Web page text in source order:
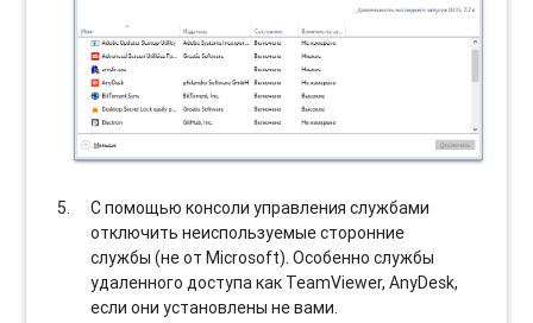
С помощью консоли управления службами
отключить неиспользуемые сторонние
службы (не от Microsoft). Особенно службы
удаленного доступа как TeamViewer, AnyDesk,
если они установлены не вами.